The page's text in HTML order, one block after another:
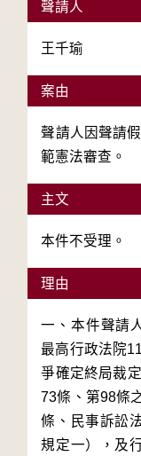
聲請人
王千瑜
案由
聲請人因聲請
範憲法審查。
主文
本件不受理。
理由
一、本件聲請
最高行政法院
爭確定終局裁
73條、第98條
條、民事訴訟
規定一），及